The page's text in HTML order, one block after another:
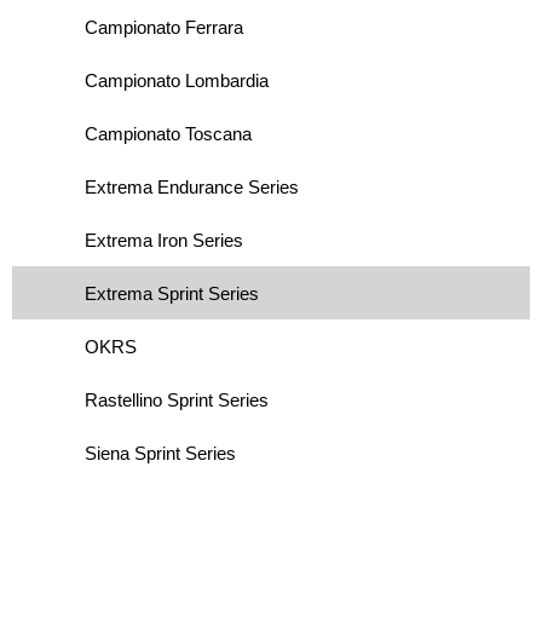
Campionato Ferrara
Campionato Lombardia
Campionato Toscana
Extrema Endurance Series
Extrema Iron Series
Extrema Sprint Series
OKRS
Rastellino Sprint Series
Siena Sprint Series